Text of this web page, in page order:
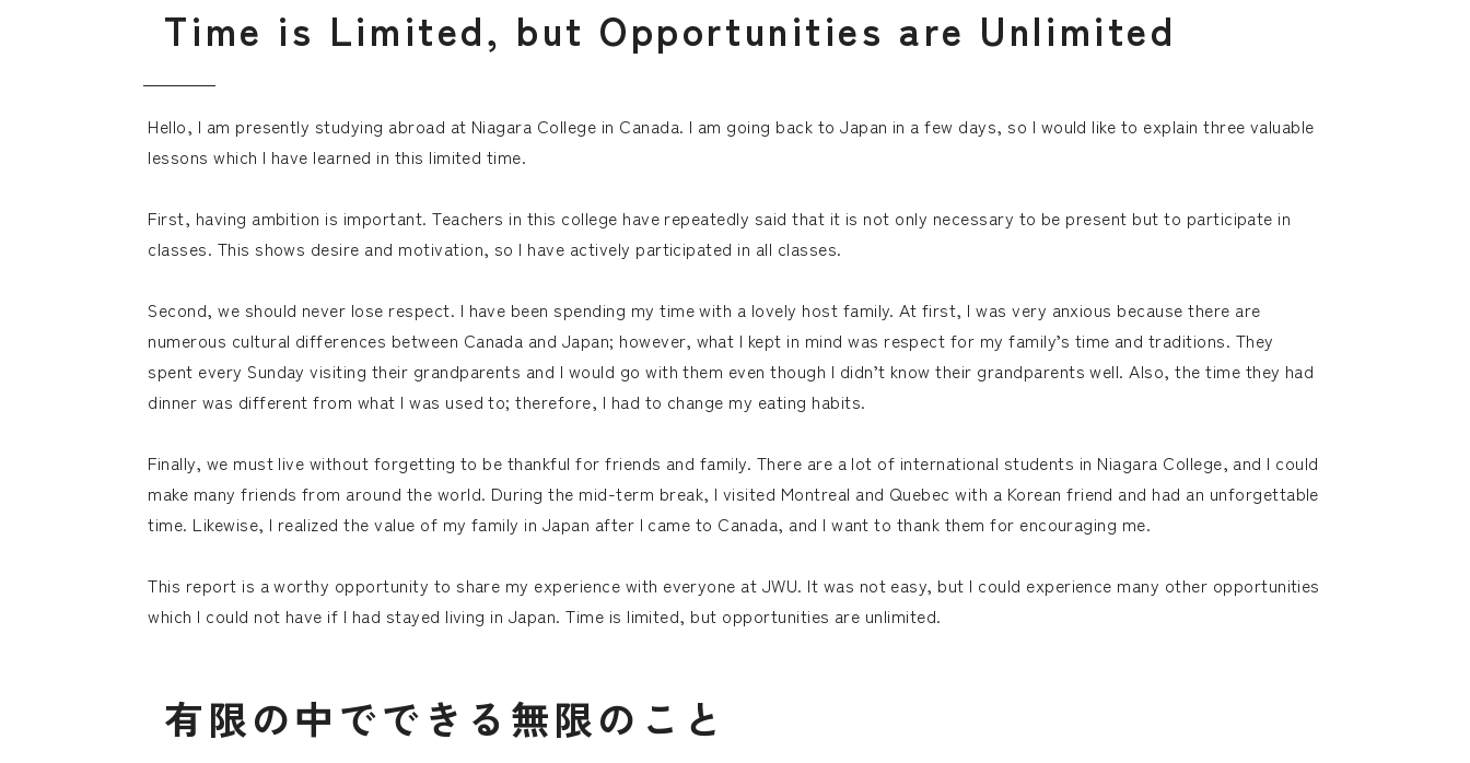
Time is Limited, but Opportunities are Unlimited
Hello, I am presently studying abroad at Niagara College in Canada. I am going back to Japan in a few days, so I would like to explain three valuable
lessons which I have learned in this limited time.
First, having ambition is important. Teachers in this college have repeatedly said that it is not only necessary to be present but to participate in
classes. This shows desire and motivation, so I have actively participated in all classes.
Second, we should never lose respect. I have been spending my time with a lovely host family. At first, I was very anxious because there are
numerous cultural differences between Canada and Japan; however, what I kept in mind was respect for my family’s time and traditions. They
spent every Sunday visiting their grandparents and I would go with them even though I didn’t know their grandparents well. Also, the time they had
dinner was different from what I was used to; therefore, I had to change my eating habits.
Finally, we must live without forgetting to be thankful for friends and family. There are a lot of international students in Niagara College, and I could
make many friends from around the world. During the mid-term break, I visited Montreal and Quebec with a Korean friend and had an unforgettable
time. Likewise, I realized the value of my family in Japan after I came to Canada, and I want to thank them for encouraging me.
This report is a worthy opportunity to share my experience with everyone at JWU. It was not easy, but I could experience many other opportunities
which I could not have if I had stayed living in Japan. Time is limited, but opportunities are unlimited.
有限の中ででき る 無限の こ と